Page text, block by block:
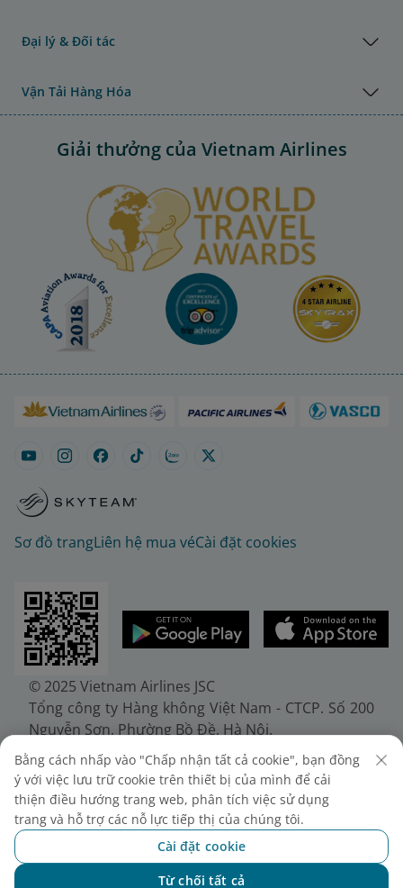
Đại lý & Đối tác
Vận Tải Hàng Hóa
Giải thưởng của Vietnam Airlines
Sơ đồ trangLiên hệ mua véCài đặt cookies
© 2025 Vietnam Airlines JSC
Tổng công ty Hàng không Việt Nam - CTCP. Số 200
Nguyễn Sơn, Phường Bồ Đề, Hà Nội.
Điện thoại: (+84-24) 38272289. Fax: (+84-24)
38722375
Giấy chứng nhận đăng ký doanh nghiệp, mã số
doanh nghiệp 0100107518, đăng ký lần đầu ngày
30/6/2010, đăng ký thay đổi lần thứ 10 ngày
24/7/2025, cấp bởi Sở Tài chính Thành phố Hà Nội.
Bằng cách nhấp vào "Chấp nhận tất cả cookie", bạn đồng
ý với việc lưu trữ cookie trên thiết bị của mình để cải
thiện điều hướng trang web, phân tích việc sử dụng
trang và hỗ trợ các nỗ lực tiếp thị của chúng tôi.
Cài đặt cookie
Từ chối tất cả